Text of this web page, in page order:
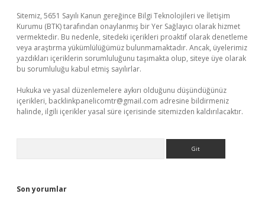
Sitemiz, 5651 Sayılı Kanun gereğince Bilgi Teknolojileri ve İletişim
Kurumu (BTK) tarafından onaylanmış bir Yer Sağlayıcı olarak hizmet
vermektedir. Bu nedenle, sitedeki içerikleri proaktif olarak denetleme
veya araştırma yükümlülüğümüz bulunmamaktadır. Ancak, üyelerimiz
yazdıkları içeriklerin sorumluluğunu taşımakta olup, siteye üye olarak
bu sorumluluğu kabul etmiş sayılırlar.
Hukuka ve yasal düzenlemelere aykırı olduğunu düşündüğünüz
içerikleri, backlinkpanelicomtr@gmail.com adresine bildirmeniz
halinde, ilgili içerikler yasal süre içerisinde sitemizden kaldırılacaktır.
Son yorumlar